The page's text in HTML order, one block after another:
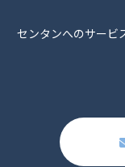
センタンへのサービ